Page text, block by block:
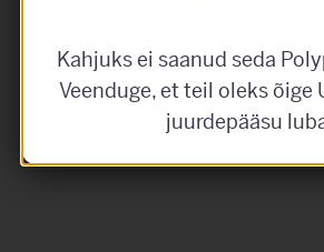
Kahjuks ei saanud seda
Veenduge, et teil oleks õige
juurdepääsu